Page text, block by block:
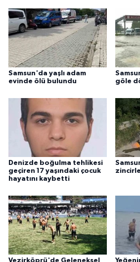
Samsun'da yaşlı adam
evinde ölü bulundu
göle
Denizde boğulma tehlikesi
geçiren 17 yaşındaki çocuk
hayatını kaybetti
Vezirköprü'de Geleneksel